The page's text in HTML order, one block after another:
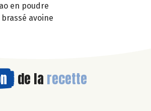
en poudre
avoine
de la recette